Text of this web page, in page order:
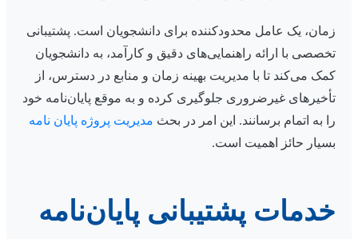
زمان، یک عامل محدودکننده برای دانشجویان است. پشتیبانی
تخصصی با ارائه راهنمایی‌های دقیق و کارآمد، به دانشجویان
کمک می‌کند تا با مدیریت بهینه زمان و منابع در دسترس، از
تأخیرهای غیرضروری جلوگیری کرده و به موقع پایان‌نامه خود
را به اتمام برسانند. این امر در بحث مدیریت پروژه پایان نامه
بسیار حائز اهمیت است.
خدمات پشتیبانی پایان‌نامه